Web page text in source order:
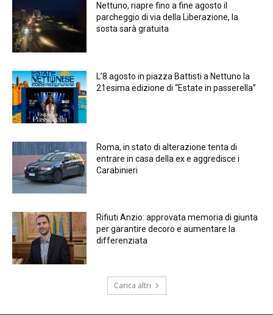
Nettuno, riapre fino a fine agosto il
parcheggio di via della Liberazione, la
sosta sarà gratuita
L’8 agosto in piazza Battisti a Nettuno la
21esima edizione di “Estate in passerella”
Roma, in stato di alterazione tenta di
entrare in casa della ex e aggredisce i
Carabinieri
Rifiuti Anzio: approvata memoria di giunta
per garantire decoro e aumentare la
differenziata
Carica altri